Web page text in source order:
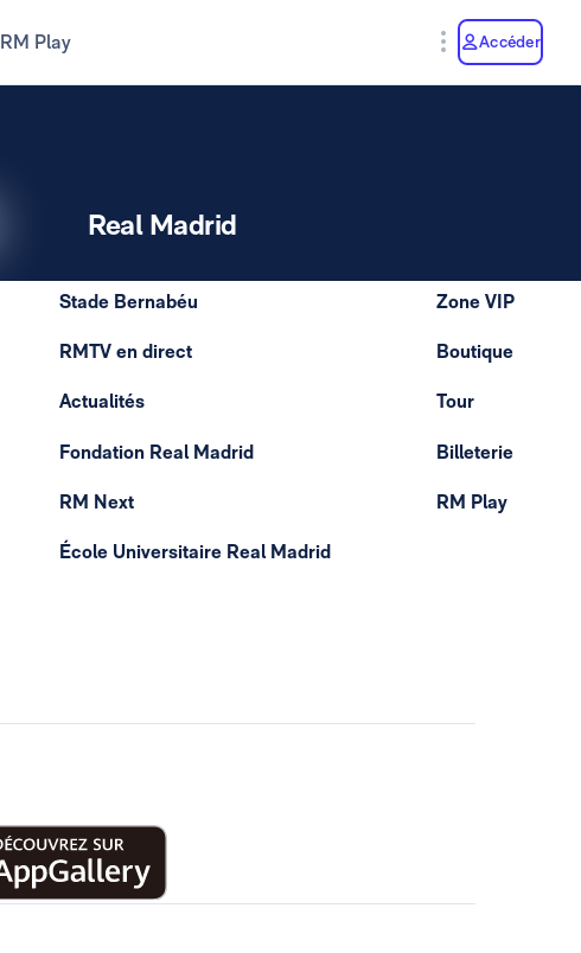
RM Play Accéder
Real Madrid
Stade Bernabéu
RMTV en direct
Actualités
Fondation Real Madrid
RM Next
École Universitaire Real Madrid
Zone VIP
Boutique
Tour
Billeterie
RM Play